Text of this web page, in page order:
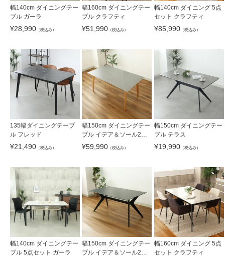
幅140cm ダイニングテー
ブル ガーラ
¥28,990 （税込み）
幅160cm ダイニングテー
ブル クラフティ
¥51,990 （税込み）
幅140cm ダイニング 5点
セット クラフティ
¥85,990（税込み）
135幅ダイニングテーブ
ル フレッド
¥21,490 （税込み）
幅150cm ダイニングテー
ブル イデア＆ソール2（4
本脚）
¥59,990 （税込み）
幅150cm ダイニングテー
ブル テラス
¥19,990（税込み）
幅140cm ダイニングテー
ブル 5点セット ガーラ
幅150cm ダイニングテー
ブル イデア＆ソール2
幅160cm ダイニング 5点
セット クラフティ